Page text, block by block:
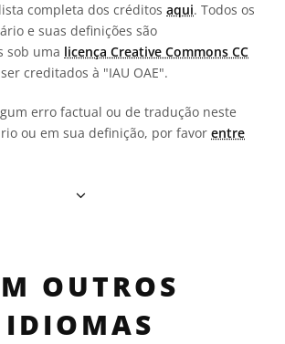
completa dos créditos aqui. Todos os
e suas definições são
sob uma licença Creative Commons CC
creditados à "IAU OAE".
erro factual ou de tradução neste
ou em sua definição, por favor entre
OUTROS
IDIOMAS